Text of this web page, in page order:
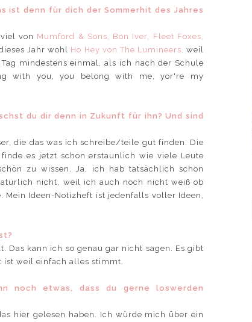
ist denn für dich der Sommerhit des Jahres
von Mumford & Sons, Bon Iver, Fleet Foxes,
Jahr wohl Ho Hey von The Lumineers, weil
mindestens einmal, als ich nach der Schule
with you, you belong with me, yor're my
du dir denn in Zukunft für ihn? Und sind
die das was ich schreibe/teile gut finden. Die
es jetzt schon erstaunlich wie viele Leute
zu wissen. Ja, ich hab tatsächlich schon
nicht, weil ich auch noch nicht weiß ob
Ideen-Notizheft ist jedenfalls voller Ideen,
Das kann ich so genau gar nicht sagen. Es gibt
ist weil einfach alles stimmt.
noch etwas, dass du gerne loswerden
hier gelesen haben. Ich würde mich über ein